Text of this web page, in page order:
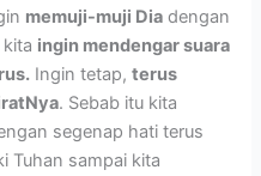
memuji-muji Dia dengan
ingin mendengar suara
Ingin tetap,terus
. Sebab itu kita
segenap hati terus
Tuhan sampai kita